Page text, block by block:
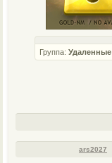
Группа: Удаленные
ars2027